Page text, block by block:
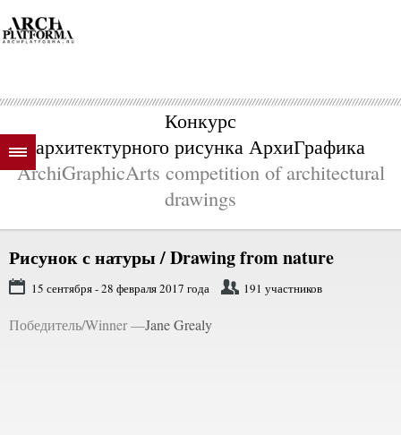
Конкурс
архитектурного рисунка АрхиГрафика
ArchiGraphicArts competition of architectural
drawings
Рисунок с натуры / Drawing from nature
15 сентября - 28 февраля 2017 года 191 участников
Победитель/Winner —Jane Grealy